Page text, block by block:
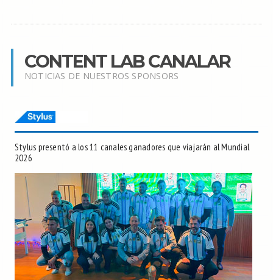
CONTENT LAB CANALAR
NOTICIAS DE NUESTROS SPONSORS
Stylus presentó a los 11 canales ganadores que viajarán al Mundial
2026